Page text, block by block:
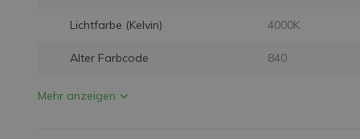
Lichtfarbe (Kelvin) 4000K
Alter Farbcode 840
Mehr anzeigen